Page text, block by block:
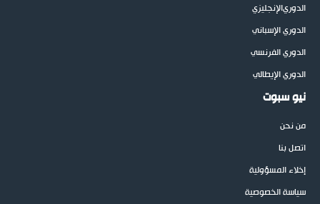
الدوريالإنجليزي
الدوري الإسباني
الدوري الفرنسي
الدوري الإيطالي
نيو سبوت
من نحن
اتصل بنا
إخلاء المسؤولية
سياسة الخصوصية